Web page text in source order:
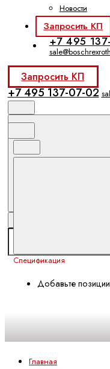
Новости
Запросить КП
+7 495
Запросить КП
+7 495 137-07-02
Спецификация
Добавьте
Главная